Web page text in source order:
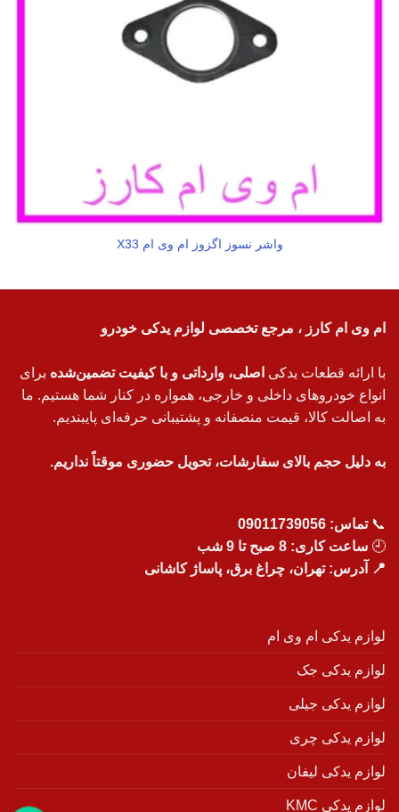
واشر نسوز اگزوز ام وی ام X33
ام وی ام کارز ، مرجع تخصصی لوازم یدکی خودرو
با ارائه قطعات یدکی اصلی، وارداتی و با کیفیت تضمین‌شده برای
انواع خودروهای داخلی و خارجی، همواره در کنار شما هستیم. ما
به اصالت کالا، قیمت منصفانه و پشتیبانی حرفه‌ای پایبندیم.
به دلیل حجم بالای سفارشات، تحویل حضوری موقتاً نداریم.
📞تماس: 09011739056
🕘 ساعت کاری: 8 صبح تا 9 شب
📍 آدرس: تهران، چراغ برق، پاساژ کاشانی
لوازم یدکی ام وی ام
لوازم یدکی جک
لوازم یدکی جیلی
لوازم یدکی چری
لوازم یدکی لیفان
لوازم یدکی KMC